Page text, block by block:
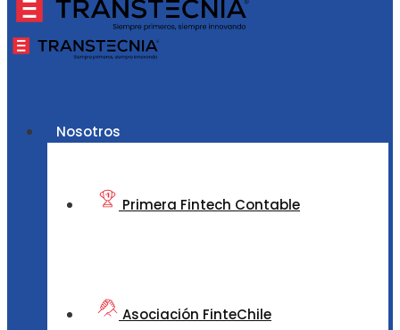
Nosotros
Primera Fintech Contable
Asociación FinteChile